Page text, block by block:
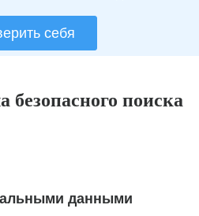
себя
безопасного поиска
данными